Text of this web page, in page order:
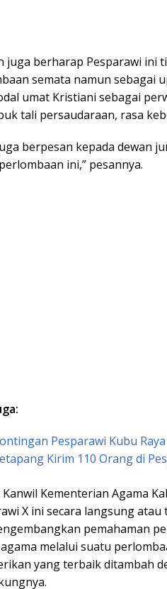
juga berharap Pesparawi ini
semata namun sebagai
umat Kristiani sebagai
tali persaudaraan, rasa
berpesan kepada dewan
ini,” pesannya.
Pesparawi Kubu
Kirim 110 Orang di
Kanwil Kementerian Agama
X ini secara langsung
pemahaman
melalui suatu
yang terbaik ditambah